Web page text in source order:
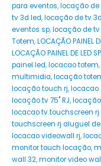
para eventos,locação de
tv 3d led,locação de tv
eventos sp,locação de tv
Totem,LOCAÇÃO PAINEL
LOCAÇÃO PAINEL DE LED SP
painel led,locacao totem,
multimidia,locação toten
locação touch rj,locacao
locação tv 75" RJ,
locacao tv touchscreen
touchscreen rj aluguel
locacao videowall rj,
monitor touch locação,
wall 32,monitor video